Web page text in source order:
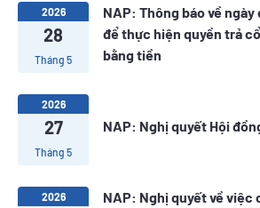
2026
28
Tháng 5
NAP: Thông báo về
để thực hiện quyền trả
bằng tiền
2026
27
Tháng 5
NAP: Nghị quyết Hội
2026
NAP: Nghị quyết về việc